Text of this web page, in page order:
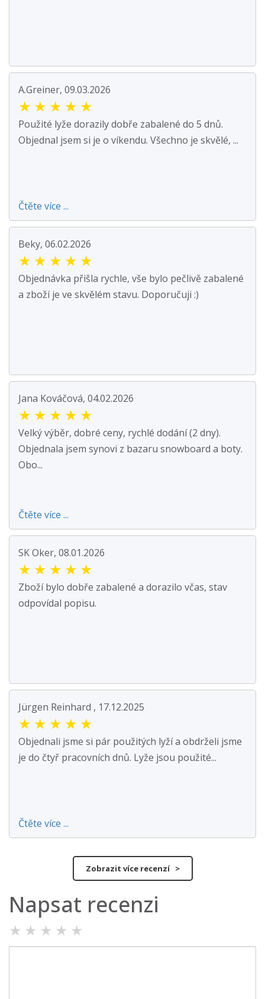
A.Greiner, 09.03.2026
★ ★ ★ ★ ★
Použité lyže dorazily dobře zabalené do 5 dnů.
Objednal jsem si je o víkendu. Všechno je skvělé, ...
Čtěte více ...
Beky, 06.02.2026
★ ★ ★ ★ ★
Objednávka přišla rychle, vše bylo pečlivě zabalené
a zboží je ve skvělém stavu. Doporučuji :)
Jana Kováčová, 04.02.2026
★ ★ ★ ★ ★
Velký výběr, dobré ceny, rychlé dodání (2 dny).
Objednala jsem synovi z bazaru snowboard a boty.
Obo...
Čtěte více ...
SK Oker, 08.01.2026
★ ★ ★ ★ ★
Zboží bylo dobře zabalené a dorazilo včas, stav
odpovídal popisu.
Jürgen Reinhard , 17.12.2025
★ ★ ★ ★ ★
Objednali jsme si pár použitých lyží a obdrželi jsme
je do čtyř pracovních dnů. Lyže jsou použité...
Čtěte více ...
Zobrazit více recenzí >
Napsat recenzi
★ ★ ★ ★ ★